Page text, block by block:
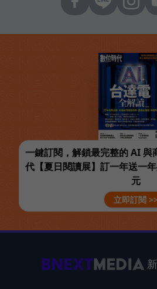
一鍵訂閱，解鎖最完整的 AI
代【夏日閱讀展】訂一年送一
元
立即訂閱